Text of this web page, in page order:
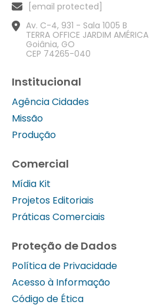
[email protected]
Av. C-4, 931 - Sala 1005 B
TERRA OFFICE JARDIM AMÉRICA
Goiânia, GO
CEP 74265-040
Institucional
Agência Cidades
Missão
Produção
Comercial
Mídia Kit
Projetos Editoriais
Práticas Comerciais
Proteção de Dados
Política de Privacidade
Acesso à Informação
Código de Ética